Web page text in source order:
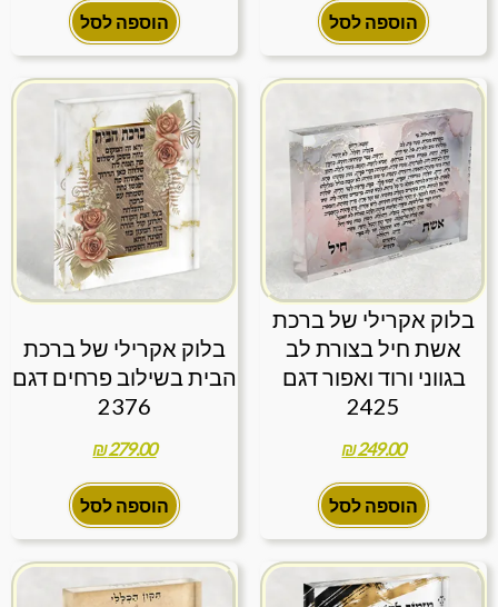
הוספה לסל הוספה לסל
בלוק אקרילי של ברכת
אשת חיל בצורת לב
בגווני ורוד ואפור דגם
2425
₪249.00
הוספה לסל
בלוק אקרילי של ברכת
הבית בשילוב פרחים דגם
2376
₪279.00
הוספה לסל